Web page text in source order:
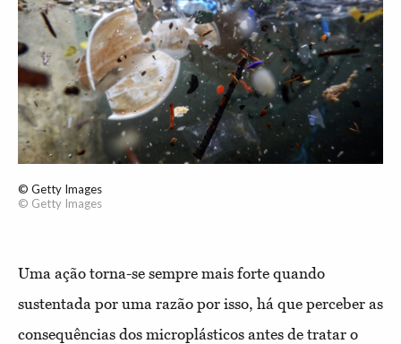
© Getty Images
© Getty Images
Uma ação torna-se sempre mais forte quando
sustentada por uma razão por isso, há que perceber as
consequências dos microplásticos antes de tratar o